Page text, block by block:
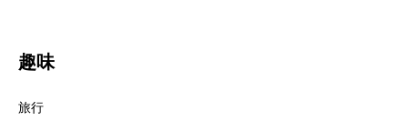
趣味
旅行